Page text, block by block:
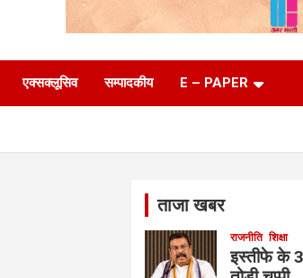
एक्सक्लूसिव सम्पादकीय E – PAPER
ताजा खबर
राजनीति शिक्षा
इस्तीफे के